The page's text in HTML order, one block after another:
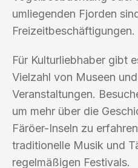
umliegenden Fjorden
Freizeitbeschäftigungen.
Für Kulturliebhaber gibt
Vielzahl von Museen
Veranstaltungen.
um mehr über die
Färöer-Inseln zu
traditionelle Musik und
regelmäßigen Festivals.